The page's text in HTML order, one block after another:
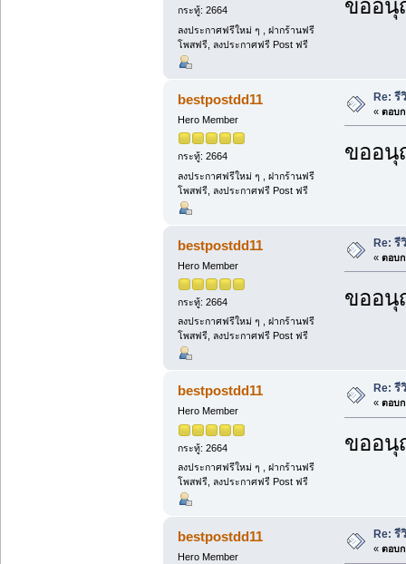
กระทู้: 2664
ลงประกาศฟรีใหม่ ๆ , ฝากร้านฟรี
โพสฟรี, ลงประกาศฟรี Post ฟรี
ขออ
bestpostdd11
Hero Member
กระทู้: 2664
ลงประกาศฟรีใหม่ ๆ , ฝากร้านฟรี
โพสฟรี, ลงประกาศฟรี Post ฟรี
Re: รี
« ตอบก
ขออ
bestpostdd11
Hero Member
กระทู้: 2664
ลงประกาศฟรีใหม่ ๆ , ฝากร้านฟรี
โพสฟรี, ลงประกาศฟรี Post ฟรี
Re: รี
« ตอบก
ขออ
bestpostdd11
Hero Member
กระทู้: 2664
ลงประกาศฟรีใหม่ ๆ , ฝากร้านฟรี
โพสฟรี, ลงประกาศฟรี Post ฟรี
Re: รี
« ตอบก
ขออ
bestpostdd11
Hero Member
Re: รี
« ตอบก